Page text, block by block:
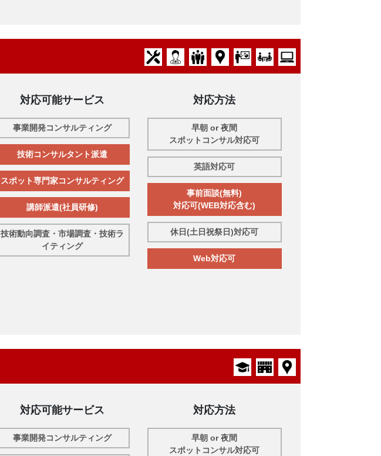
対応可能サービス
事業開発コンサルティング
技術コンサルタント派遣
スポット専門家コンサルティング
講師派遣(社員研修)
技術動向調査・市場調査・技術ラ
イティング
対応方法
早朝 or 夜間
スポットコンサル対応可
英語対応可
事前面談(無料)
対応可(WEB対応含む)
休日(土日祝祭日)対応可
Web対応可
対応可能サービス
事業開発コンサルティング
対応方法
早朝 or 夜間
スポットコンサル対応可